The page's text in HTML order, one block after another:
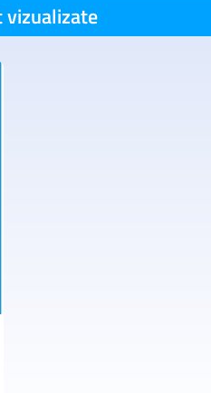
vizualizate